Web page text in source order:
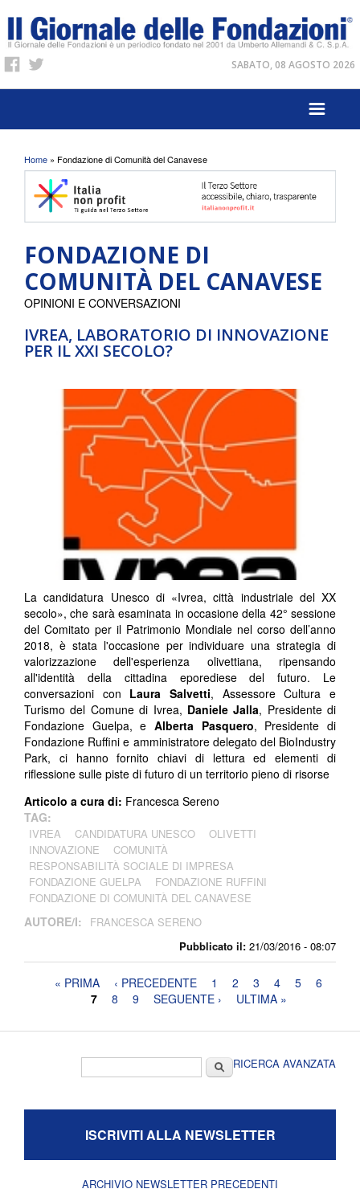
SABATO, 08 AGOSTO 2026
Tu sei qui
Home » Fondazione di Comunità del Canavese
FONDAZIONE DI
COMUNITÀ DEL CANAVESE
IVREA, LABORATORIO DI INNOVAZIONE
PER IL XXI SECOLO?
Pubblicato il: 21/03/2016 - 08:07
OPINIONI E CONVERSAZIONI
La candidatura Unesco di «Ivrea, città industriale del XX
secolo», che sarà esaminata in occasione della 42° sessione
del Comitato per il Patrimonio Mondiale nel corso dell’anno
2018, è stata l'occasione per individuare una strategia di
valorizzazione dell'esperienza olivettiana, ripensando
all'identità della cittadina eporediese del futuro. Le
conversazioni con Laura Salvetti, Assessore Cultura e
Turismo del Comune di Ivrea, Daniele Jalla, Presidente di
Fondazione Guelpa, e Alberta Pasquero, Presidente di
Fondazione Ruffini e amministratore delegato del BioIndustry
Park, ci hanno fornito chiavi di lettura ed elementi di
riflessione sulle piste di futuro di un territorio pieno di risorse
Articolo a cura di: Francesca Sereno
TAG:
IVREA CANDIDATURA UNESCO
OLIVETTI
INNOVAZIONE
COMUNITÀ
RESPONSABILITÀ SOCIALE DI IMPRESA
FONDAZIONE GUELPA
FONDAZIONE RUFFINI
FONDAZIONE DI COMUNITÀ DEL CANAVESE
AUTORE/I: FRANCESCA SERENO
Pagine« PRIMA ‹ PRECEDENTE 1 2 3 4 5
6
7
8 9 SEGUENTE › ULTIMA »
CercaRICERCA AVANZATA
ISCRIVITI ALLA NEWSLETTER
ARCHIVIO NEWSLETTER PRECEDENTI